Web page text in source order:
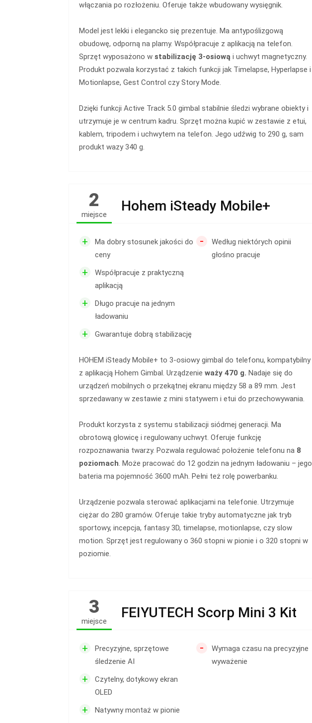
włączania po rozłożeniu. Oferuje także wbudowany wysięgnik.
Model jest lekki i elegancko się prezentuje. Ma antypoślizgową
obudowę, odporną na plamy. Współpracuje z aplikacją na telefon.
Sprzęt wyposażono w stabilizację 3-osiową i uchwyt magnetyczny.
Produkt pozwala korzystać z takich funkcji jak Timelapse, Hyperlapse i
Motionlapse, Gest Control czy Story Mode.
Dzięki funkcji Active Track 5.0 gimbal stabilnie śledzi wybrane obiekty i
utrzymuje je w centrum kadru. Sprzęt można kupić w zestawie z etui,
kablem, tripodem i uchwytem na telefon. Jego udźwig to 290 g, sam
produkt wazy 340 g.
2
miejsce
Hohem iSteady Mobile+
+
Ma dobry stosunek jakości do
ceny
+
Współpracuje z praktyczną
aplikacją
+
Długo pracuje na jednym
ładowaniu
+ Gwarantuje dobrą stabilizację
-
Według niektórych opinii
głośno pracuje
HOHEM iSteady Mobile+ to 3-osiowy gimbal do telefonu, kompatybilny
z aplikacją Hohem Gimbal. Urządzenie waży 470 g. Nadaje się do
urządzeń mobilnych o przekątnej ekranu między 58 a 89 mm. Jest
sprzedawany w zestawie z mini statywem i etui do przechowywania.
Produkt korzysta z systemu stabilizacji siódmej generacji. Ma
obrotową głowicę i regulowany uchwyt. Oferuje funkcję
rozpoznawania twarzy. Pozwala regulować położenie telefonu na 8
poziomach. Może pracować do 12 godzin na jednym ładowaniu – jego
bateria ma pojemność 3600 mAh. Pełni też rolę powerbanku.
Urządzenie pozwala sterować aplikacjami na telefonie. Utrzymuje
ciężar do 280 gramów. Oferuje takie tryby automatyczne jak tryb
sportowy, incepcja, fantasy 3D, timelapse, motionlapse, czy slow
motion. Sprzęt jest regulowany o 360 stopni w pionie i o 320 stopni w
poziomie.
3
miejsce
FEIYUTECH Scorp Mini 3 Kit
+
Precyzyjne, sprzętowe
śledzenie AI
+
Czytelny, dotykowy ekran
OLED
+ Natywny montaż w pionie
-
Wymaga czasu na precyzyjne
wyważenie